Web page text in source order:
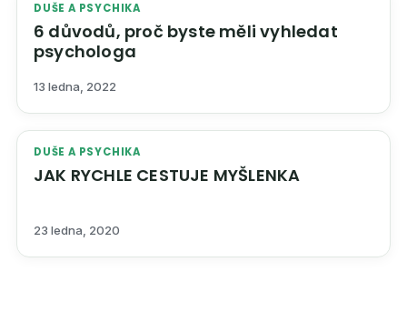
DUŠE A PSYCHIKA
6 důvodů, proč byste měli vyhledat
psychologa
13 ledna, 2022
DUŠE A PSYCHIKA
JAK RYCHLE CESTUJE MYŠLENKA
23 ledna, 2020